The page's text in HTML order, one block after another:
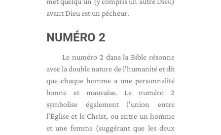
avant Dieu est un pécheur.
NUMÉRO 2
Le numéro 2 dans la Bible résonne
avec la double nature de l'humanité et dit
que chaque homme a une personnalité
bonne et mauvaise. Le numéro 2
symbolise également l'union entre
l'Église et le Christ, ou entre un homme
et une femme (suggérant que les deux